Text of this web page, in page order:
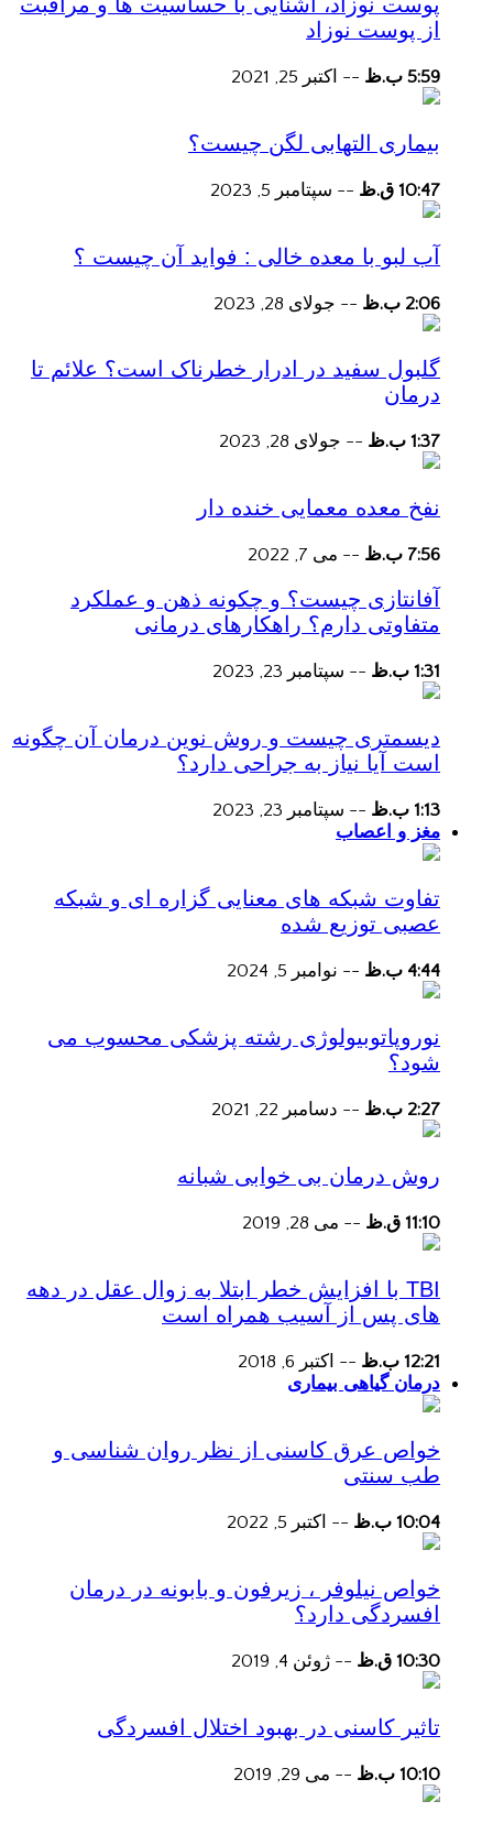
از پوست نوزاد
5:59 ب.ظ -- اکتبر 25, 2021
بیماری التهابی لگن چیست؟
10:47 ق.ظ -- سپتامبر 5, 2023
آب لبو با معده خالی : فواید آن چیست ؟
2:06 ب.ظ -- جولای 28, 2023
گلبول سفید در ادرار خطرناک است؟ علائم تا
درمان
1:37 ب.ظ -- جولای 28, 2023
نفخ معده معمایی خنده دار
7:56 ب.ظ -- می 7, 2022
آفانتازی چیست؟ و چکونه ذهن و عملکرد
متفاوتی دارم؟ راهکارهای درمانی
1:31 ب.ظ -- سپتامبر 23, 2023
دیسمتری چیست و روش نوین درمان آن چگونه
است آیا نیاز به جراحی دارد؟
1:13 ب.ظ -- سپتامبر 23, 2023
مغز و اعصاب
تفاوت شبکه های معنایی گزاره ای و شبکه
عصبی توزیع شده
4:44 ب.ظ -- نوامبر 5, 2024
نوروپاتوبیولوژی رشته پزشکی محسوب می
شود؟
2:27 ب.ظ -- دسامبر 22, 2021
روش درمان بی خوابی شبانه
11:10 ق.ظ -- می 28, 2019
TBI با افزایش خطر ابتلا به زوال عقل در دهه
های پس از آسیب همراه است
12:21 ب.ظ -- اکتبر 6, 2018
درمان گیاهی بیماری
خواص عرق کاسنی از نظر روان شناسی و
طب سنتی
10:04 ب.ظ -- اکتبر 5, 2022
خواص نیلوفر ، زیرفون و بابونه در درمان
افسردگی دارد؟
10:30 ق.ظ -- ژوئن 4, 2019
تاثیر کاسنی در بهبود اختلال افسردگی
10:10 ب.ظ -- می 29, 2019